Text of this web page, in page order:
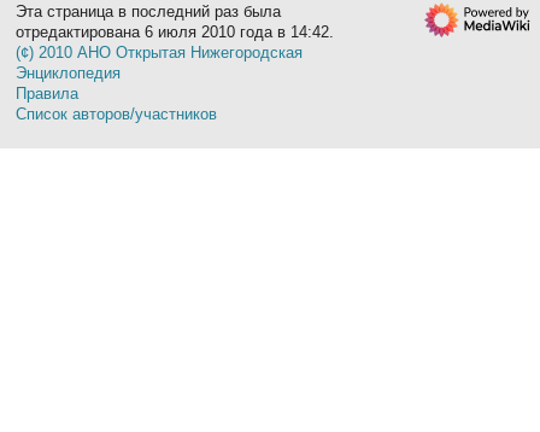
Эта страница в последний раз была
отредактирована 6 июля 2010 года в 14:42.
(¢) 2010 АНО Открытая Нижегородская
Энциклопедия
Правила
Список авторов/участников